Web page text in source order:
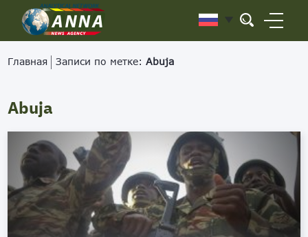
Главная Записи по метке:Abuja
Abuja